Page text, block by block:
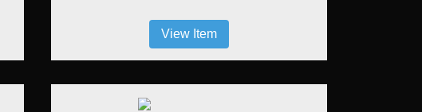
View Item